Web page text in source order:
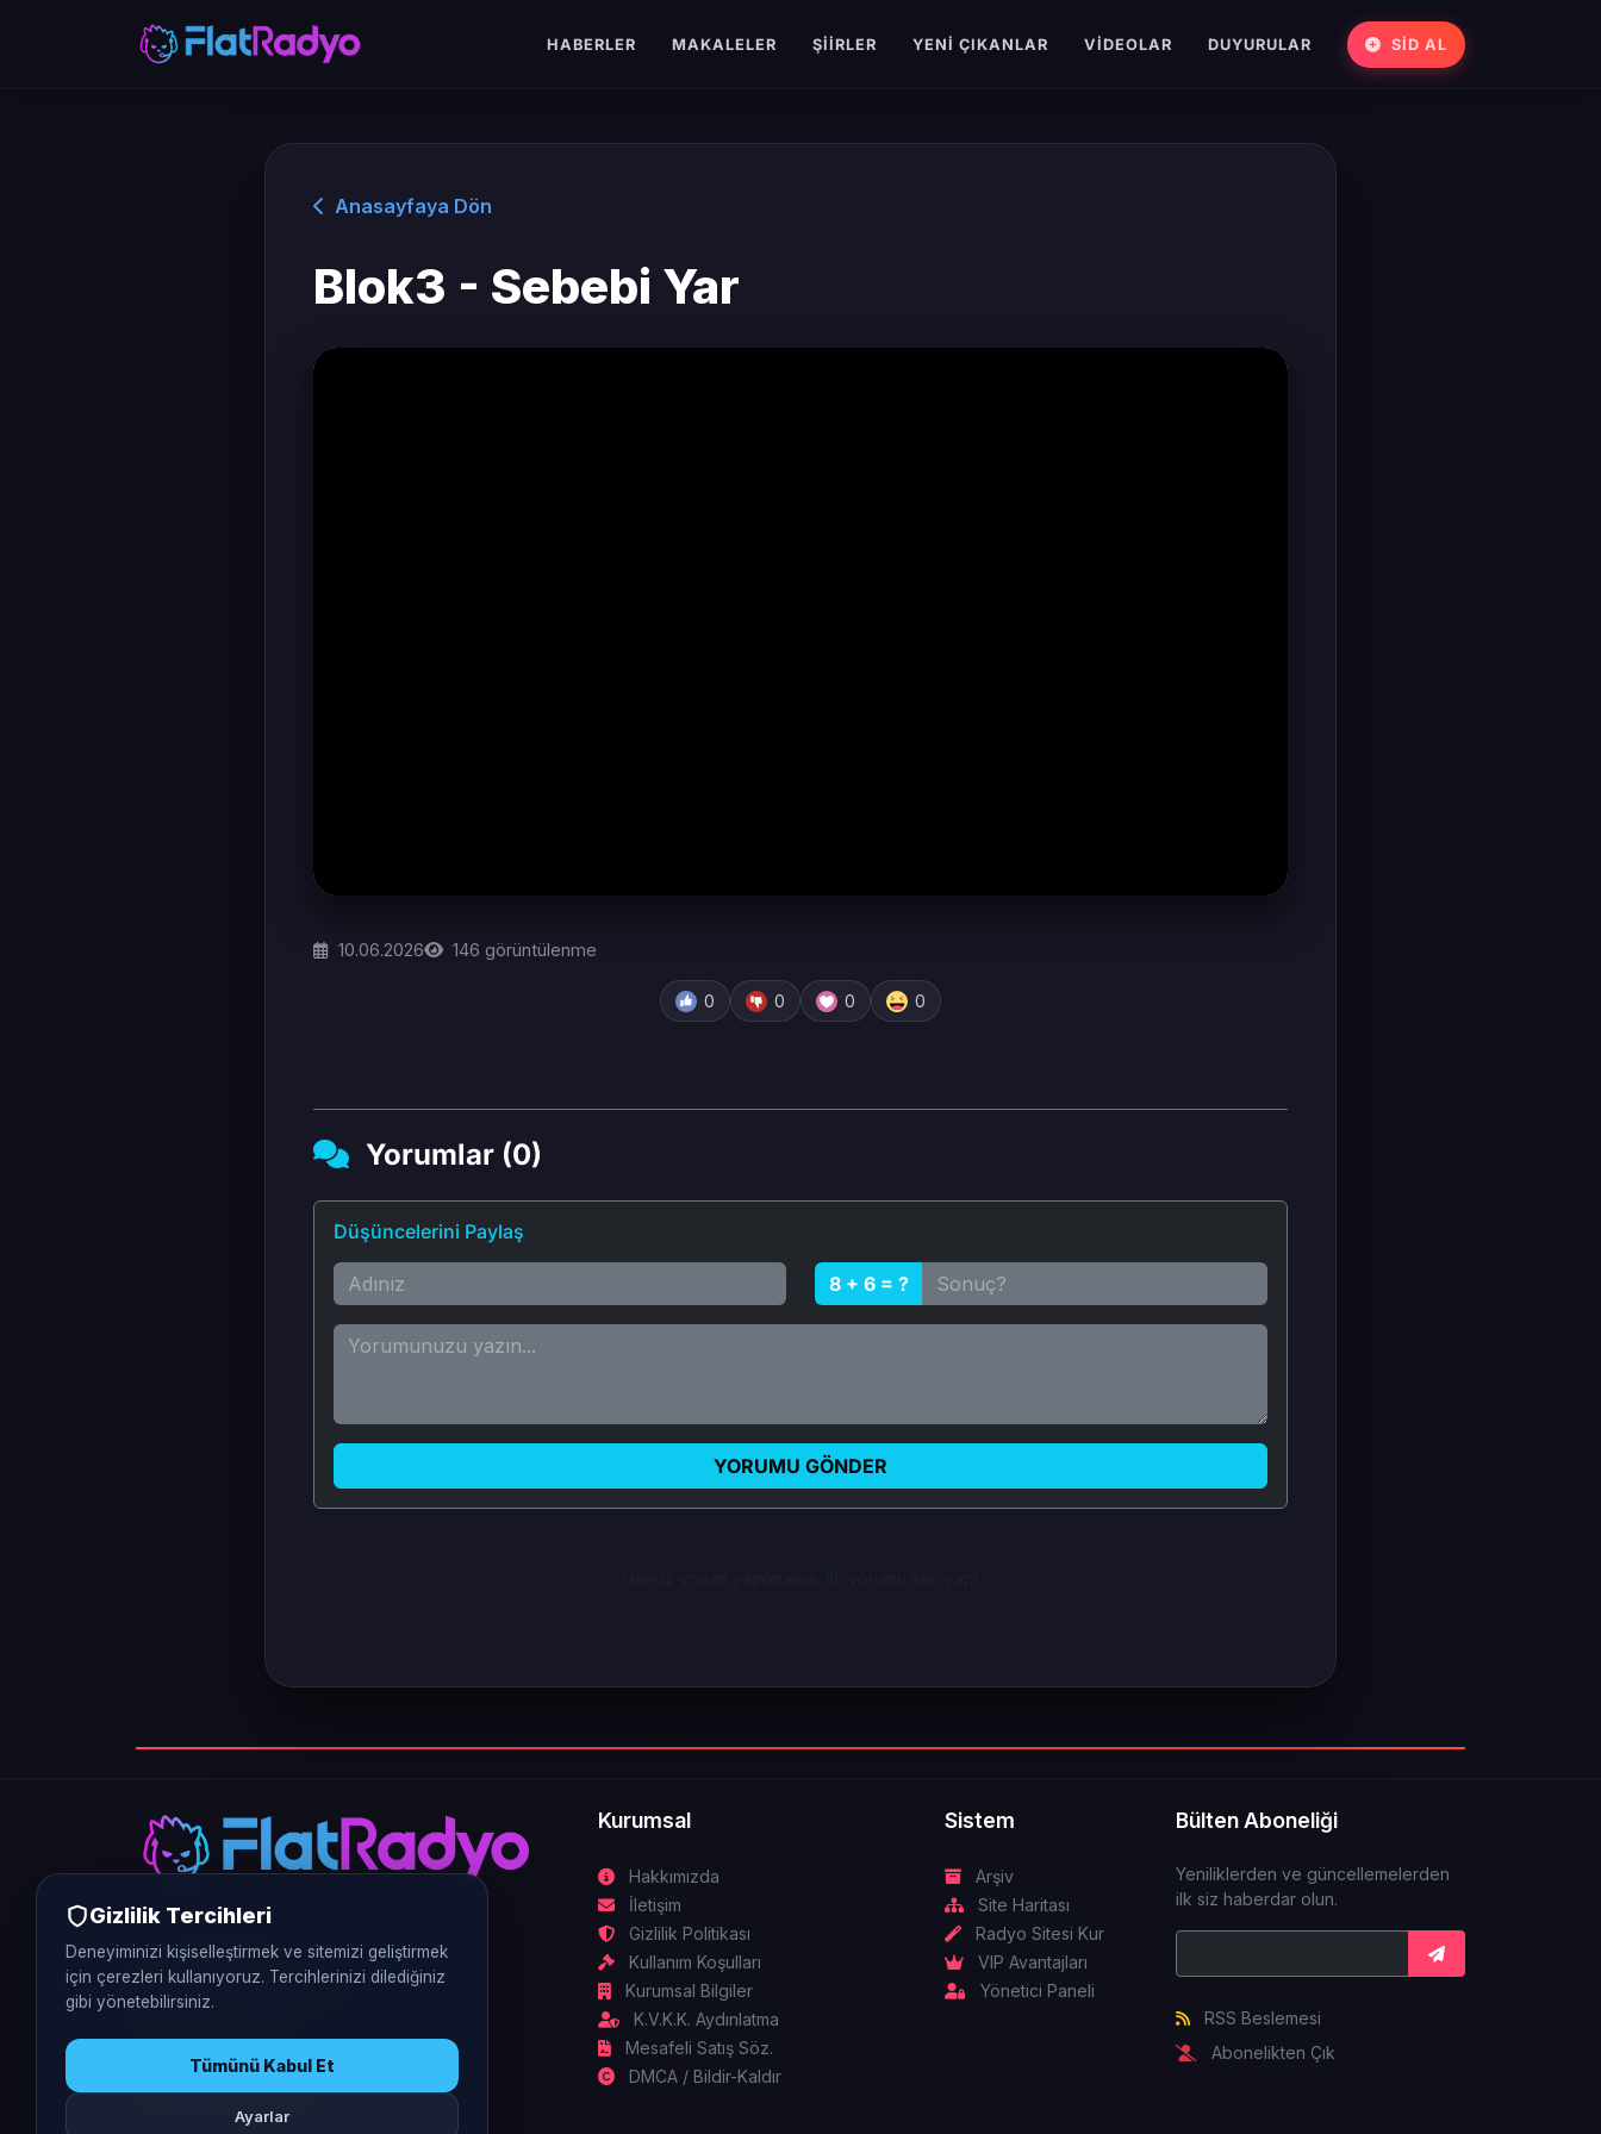
HABERLER MAKALELER ŞIIRLER YENI ÇIKANLAR VIDEOLAR DUYURULAR SİD AL
Anasayfaya Dön
Blok3 - Sebebi Yar
10.06.2026 146 görüntülenme
0 0 0 0
Yorumlar (0)
Düşüncelerini Paylaş
8 + 6 = ?
YORUMU GÖNDER
0312 226 5770
Vergi No: 9370401248
Kurumsal
Hakkımızda
İletişim
Gizlilik Politikası
Kullanım Koşulları
Kurumsal Bilgiler
K.V.K.K. Aydınlatma
Mesafeli Satış Söz.
DMCA / Bildir-Kaldır
Sistem
Arşiv
Site Haritası
Radyo Sitesi Kur
VIP Avantajları
Yönetici Paneli
Bülten Aboneliği
Yeniliklerden ve güncellemelerden
ilk siz haberdar olun.
RSS Beslemesi
Abonelikten Çık
Gizlilik Tercihleri
Deneyiminizi kişiselleştirmek ve sitemizi geliştirmek
için çerezleri kullanıyoruz. Tercihlerinizi dilediğiniz
gibi yönetebilirsiniz.
Tümünü Kabul Et
Ayarlar